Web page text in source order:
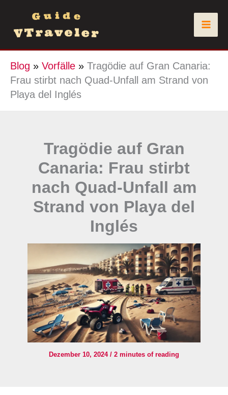
springen
Blog » Vorfälle » Tragödie auf Gran Canaria:
Frau stirbt nach Quad-Unfall am Strand von
Playa del Inglés
Tragödie auf Gran
Canaria: Frau stirbt
nach Quad-Unfall am
Strand von Playa del
Inglés
Dezember 10, 2024 / 2 minutes of reading